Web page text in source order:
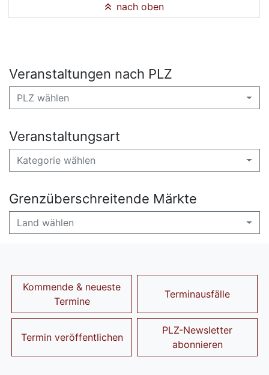
nach oben
Veranstaltungen nach PLZ
PLZ wählen
Veranstaltungsart
Kategorie wählen
Grenzüberschreitende Märkte
Land wählen
Kommende & neueste
Termine
Terminausfälle
Termin veröffentlichen
PLZ-Newsletter
abonnieren